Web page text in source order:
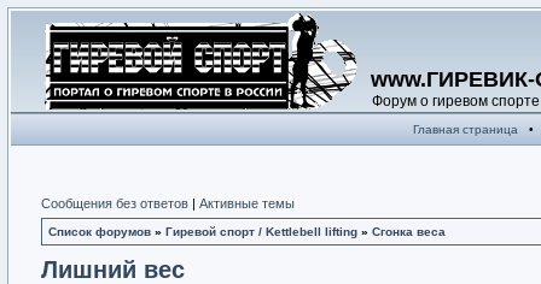
Форум о гиревом спорте
Главная страница •
Сообщения без ответов | Активные темы
Список форумов » Гиревой спорт / Kettlebell lifting » Сгонка веса
Лишний вес